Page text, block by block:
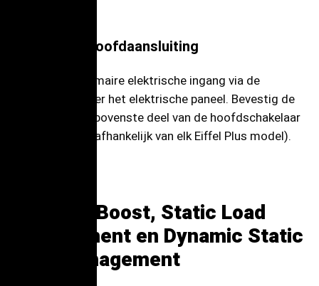
Elektrische hoofdaansluiting
Installeer de primaire elektrische ingang via de
hoofdkabel onder het elektrische paneel. Bevestig de
draden aan het bovenste deel van de hoofdschakelaar
of hoofd-MCB (afhankelijk van elk Eiffel Plus model).
Power Boost, Static Load
Management en Dynamic Static
Load Management